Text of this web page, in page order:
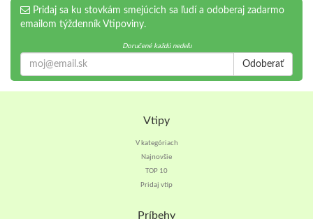
Pridaj sa ku stovkám smejúcich sa ľudí a odoberaj zadarmo
emailom týždenník Vtipoviny.
Doručené každú nedeľu
Odoberať
Vtipy
V kategóriach
Najnovšie
TOP 10
Pridaj vtip
Príbehy